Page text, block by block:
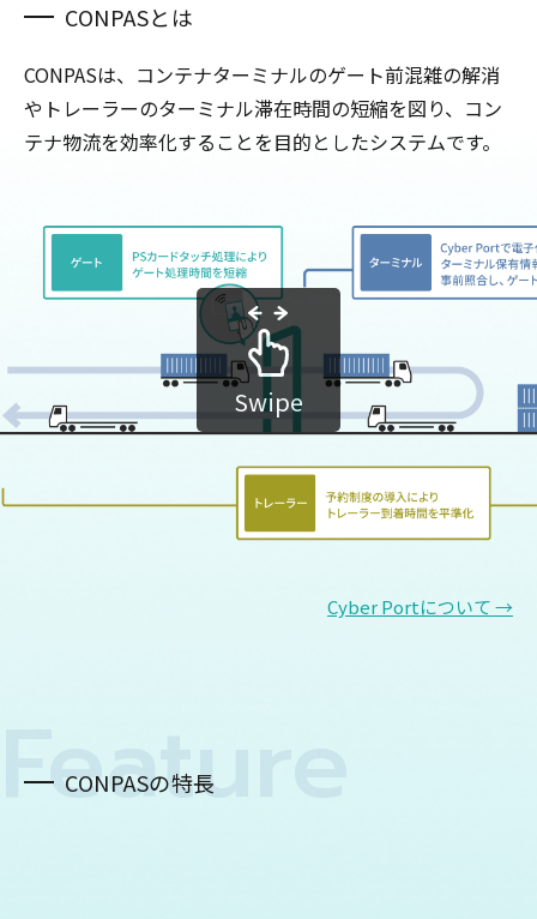
CONPASとは
CONPASは、コンテナターミナルのゲート前混雑の解消
やトレーラーのターミナル滞在時間の短縮を図り、コン
テナ物流を効率化することを目的としたシステムです。
Swipe
Cyber Portについて →
Feature
CONPASの特長